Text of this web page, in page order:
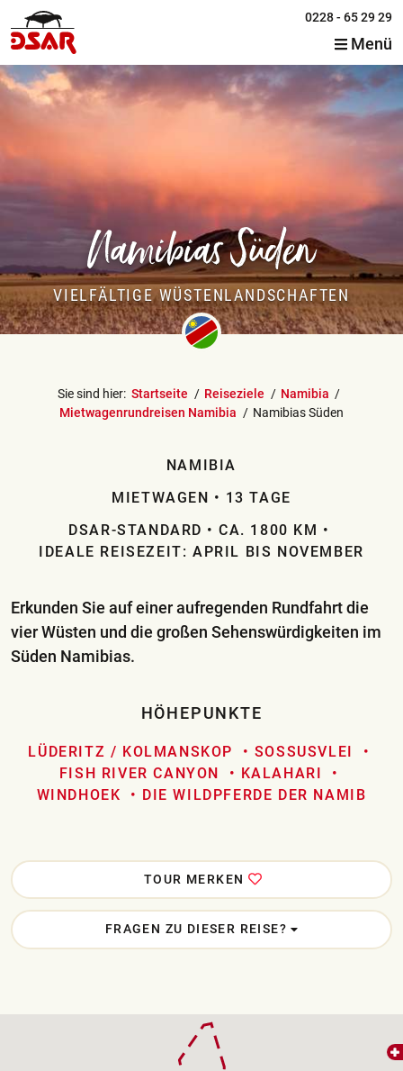
0228 - 65 29 29
Menü
Sie sind hier: Startseite Reiseziele
Namibia
Mietwagenrundreisen Namibia
Namibias Süden
Namibias Süden
VIELFÄLTIGE WÜSTENLANDSCHAFTEN
NAMIBIA
MIETWAGEN
13 TAGE
DSAR-STANDARD
CA. 1800 KM
IDEALE REISEZEIT: APRIL BIS NOVEMBER
Erkunden Sie auf einer aufregenden Rundfahrt die
vier Wüsten und die großen Sehenswürdigkeiten im
Süden Namibias.
HÖHEPUNKTE
LÜDERITZ / KOLMANSKOP
SOSSUSVLEI
FISH RIVER CANYON
KALAHARI
WINDHOEK
DIE WILDPFERDE DER NAMIB
TOUR MERKEN
FRAGEN ZU DIESER REISE?